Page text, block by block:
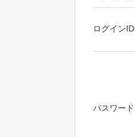
ログインID
パスワード